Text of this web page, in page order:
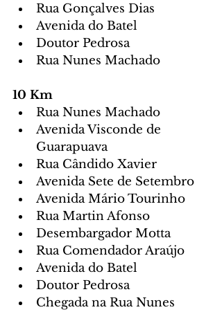
Rua Gonçalves Dias
Avenida do Batel
Doutor Pedrosa
Rua Nunes Machado
10 Km
Rua Nunes Machado
Avenida Visconde de
Guarapuava
Rua Cândido Xavier
Avenida Sete de Setembro
Avenida Mário Tourinho
Rua Martin Afonso
Desembargador Motta
Rua Comendador Araújo
Avenida do Batel
Doutor Pedrosa
Chegada na Rua Nunes